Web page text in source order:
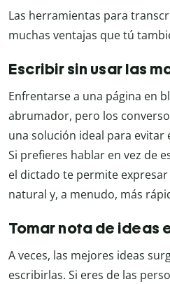
Las herramientas para
muchas ventajas que tú
Escribir sin usar las
Enfrentarse a una página en
abrumador, pero los
una solución ideal para evitar
Si prefieres hablar en vez de
el dictado te permite
natural y, a menudo, más
Tomar nota de ideas
A veces, las mejores ideas
escribirlas. Si eres de las